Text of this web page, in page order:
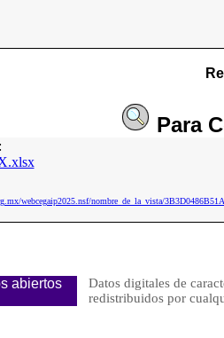
Para
webcegaip2025.nsf/nombre_de_la_vista/
abiertos
Datos digitales de
redistribuidos por